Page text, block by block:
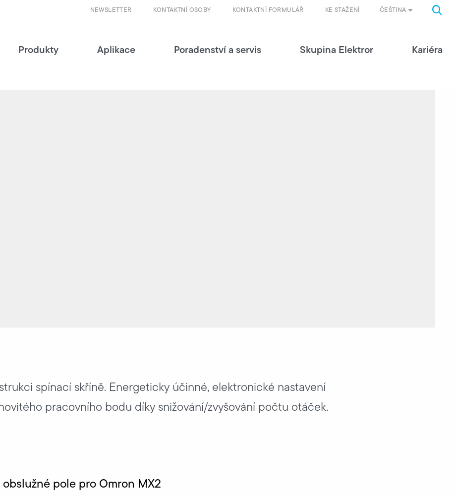
ČEŠTINA
KE STAŽENÍ
KONTAKTNÍ FORMULÁŘ
KONTAKTNÍ OSOBY
NEWSLETTER
Produkty Aplikace Poradenství a servis Skupina Elektror Kariéra
spínací skříně. Energeticky účinné, elektronické nastavení
pracovního bodu díky snižování/zvyšování počtu otáček.
pole pro Omron MX2